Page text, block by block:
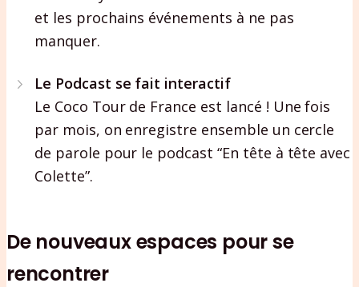
et les prochains événements à ne pas
manquer.
Le Podcast se fait interactif
Le Coco Tour de France est lancé ! Une fois
par mois, on enregistre ensemble un cercle
de parole pour le podcast “En tête à tête avec
Colette”.
De nouveaux espaces pour se
rencontrer